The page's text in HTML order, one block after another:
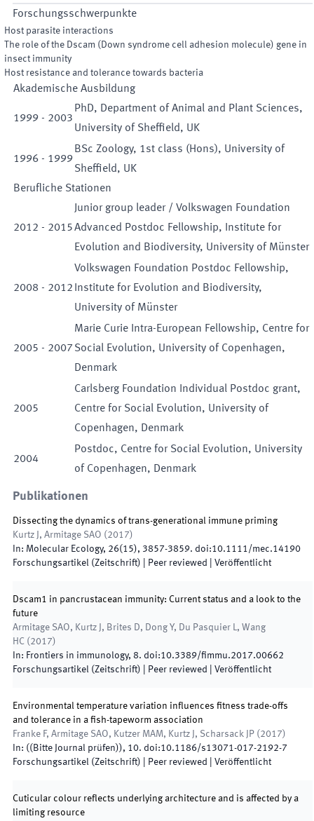
Forschungsschwerpunkte
Host parasite interactions
The role of the Dscam (Down syndrome cell adhesion molecule) gene in
insect immunity
Host resistance and tolerance towards bacteria
Akademische Ausbildung
1999 - 2003
PhD, Department of Animal and Plant Sciences,
University of Sheffield, UK
1996 - 1999
BSc Zoology, 1st class (Hons), University of
Sheffield, UK
Berufliche Stationen
2012 - 2015
Junior group leader / Volkswagen Foundation
Advanced Postdoc Fellowship, Institute for
Evolution and Biodiversity, University of Münster
2008 - 2012
Volkswagen Foundation Postdoc Fellowship,
Institute for Evolution and Biodiversity,
University of Münster
2005 - 2007
Marie Curie Intra-European Fellowship, Centre for
Social Evolution, University of Copenhagen,
Denmark
2005
Carlsberg Foundation Individual Postdoc grant,
Centre for Social Evolution, University of
Copenhagen, Denmark
2004
Postdoc, Centre for Social Evolution, University
of Copenhagen, Denmark
Publikationen
Dissecting the dynamics of trans-generational immune priming
Kurtz J, Armitage SAO ( 2017)
In: Molecular Ecology, 26(15), 3857-3859. doi:10.1111/mec.14190
Forschungsartikel (Zeitschrift) | Peer reviewed Veröffentlicht
Dscam1 in pancrustacean immunity: Current status and a look to the
future
Armitage SAO, Kurtz J, Brites D, Dong Y, Du Pasquier L, Wang
HC ( 2017)
In: Frontiers in immunology, 8. doi:10.3389/fimmu.2017.00662
Forschungsartikel (Zeitschrift) | Peer reviewed Veröffentlicht
Environmental temperature variation influences fitness trade-offs
and tolerance in a fish-tapeworm association
Franke F, Armitage SAO, Kutzer MAM, Kurtz J, Scharsack JP ( 2017)
In: ((Bitte Journal prüfen)), 10. doi:10.1186/s13071-017-2192-7
Forschungsartikel (Zeitschrift) | Peer reviewed Veröffentlicht
Cuticular colour reflects underlying architecture and is affected by a
limiting resource